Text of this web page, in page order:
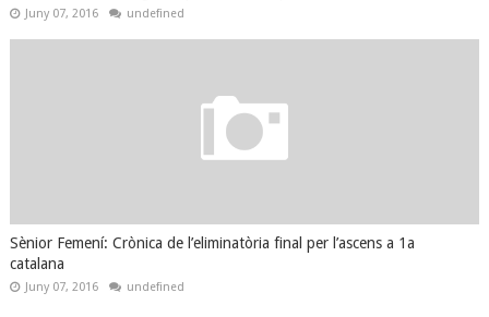
Juny 07, 2016 undefined
Sènior Femení: Crònica de l’eliminatòria final per l’ascens a 1a
catalana
Juny 07, 2016 undefined